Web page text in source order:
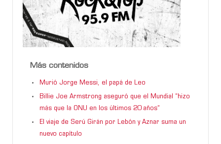
Más contenidos
Murió Jorge Messi, el papá de Leo
Billie Joe Armstrong aseguró que el Mundial “hizo
más que la ONU en los últimos 20 años”
El viaje de Serú Girán por Lebón y Aznar suma un
nuevo capítulo